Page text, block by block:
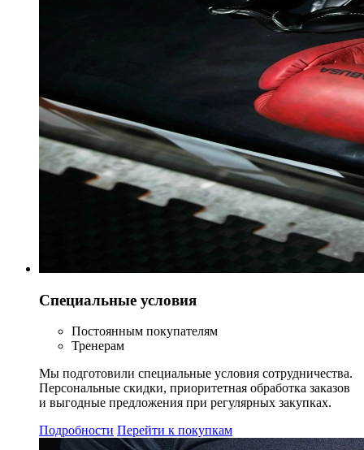
Специальные условия
Постоянным покупателям
Тренерам
Мы подготовили специальные условия сотрудничества.
Персональные скидки, приоритетная обработка заказов
и выгодные предложения при регулярных закупках.
Подробности Перейти к покупкам